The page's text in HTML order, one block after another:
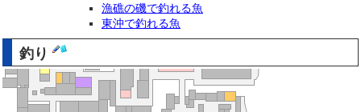
漁礁の磯で釣れる魚
東沖で釣れる魚
釣り